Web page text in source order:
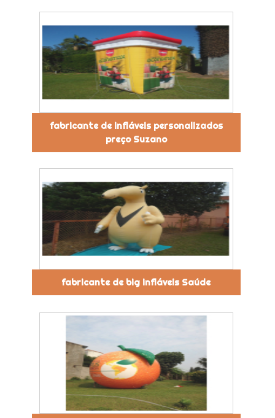
fabricante de infláveis personalizados
preço Suzano
fabricante de big infláveis Saúde